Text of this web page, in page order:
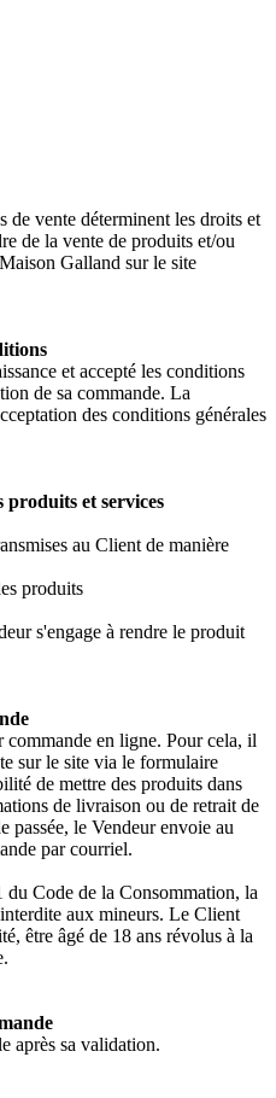
de vente déterminent les droits et
de la vente de produits et/ou
Galland sur le site
et accepté les conditions
de sa commande. La
des conditions générales
produits et services
au Client de manière
produits
s'engage à rendre le produit
en ligne. Pour cela, il
sur le site via le formulaire
de mettre des produits dans
de livraison ou de retrait de
passée, le Vendeur envoie au
par courriel.
Code de la Consommation, la
aux mineurs. Le Client
être âgé de 18 ans révolus à la
après sa validation.